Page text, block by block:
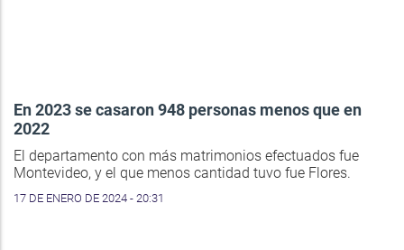
En 2023 se casaron 948 personas menos que en
2022
El departamento con más matrimonios efectuados fue
Montevideo, y el que menos cantidad tuvo fue Flores.
17 DE ENERO DE 2024 - 20:31